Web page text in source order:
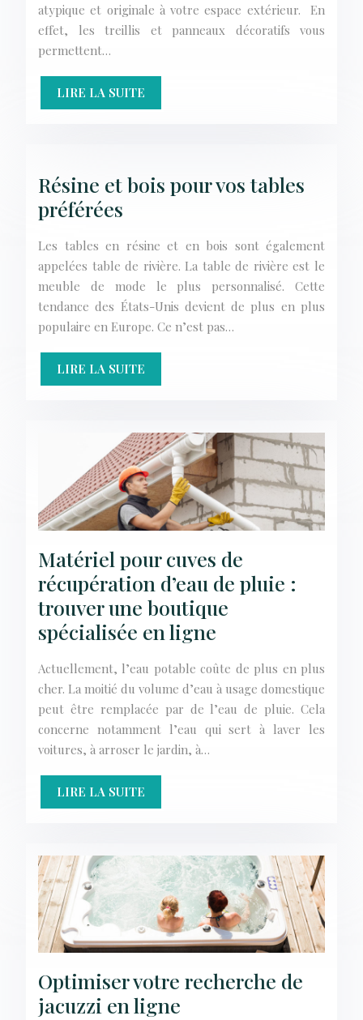
atypique et originale à votre espace extérieur. En
effet, les treillis et panneaux décoratifs vous
permettent…
LIRE LA SUITE
Résine et bois pour vos tables
préférées
Les tables en résine et en bois sont également
appelées table de rivière. La table de rivière est le
meuble de mode le plus personnalisé. Cette
tendance des États-Unis devient de plus en plus
populaire en Europe. Ce n’est pas…
LIRE LA SUITE
Matériel pour cuves de
récupération d’eau de pluie :
trouver une boutique
spécialisée en ligne
Actuellement, l’eau potable coûte de plus en plus
cher. La moitié du volume d’eau à usage domestique
peut être remplacée par de l’eau de pluie. Cela
concerne notamment l’eau qui sert à laver les
voitures, à arroser le jardin, à…
LIRE LA SUITE
Optimiser votre recherche de
jacuzzi en ligne